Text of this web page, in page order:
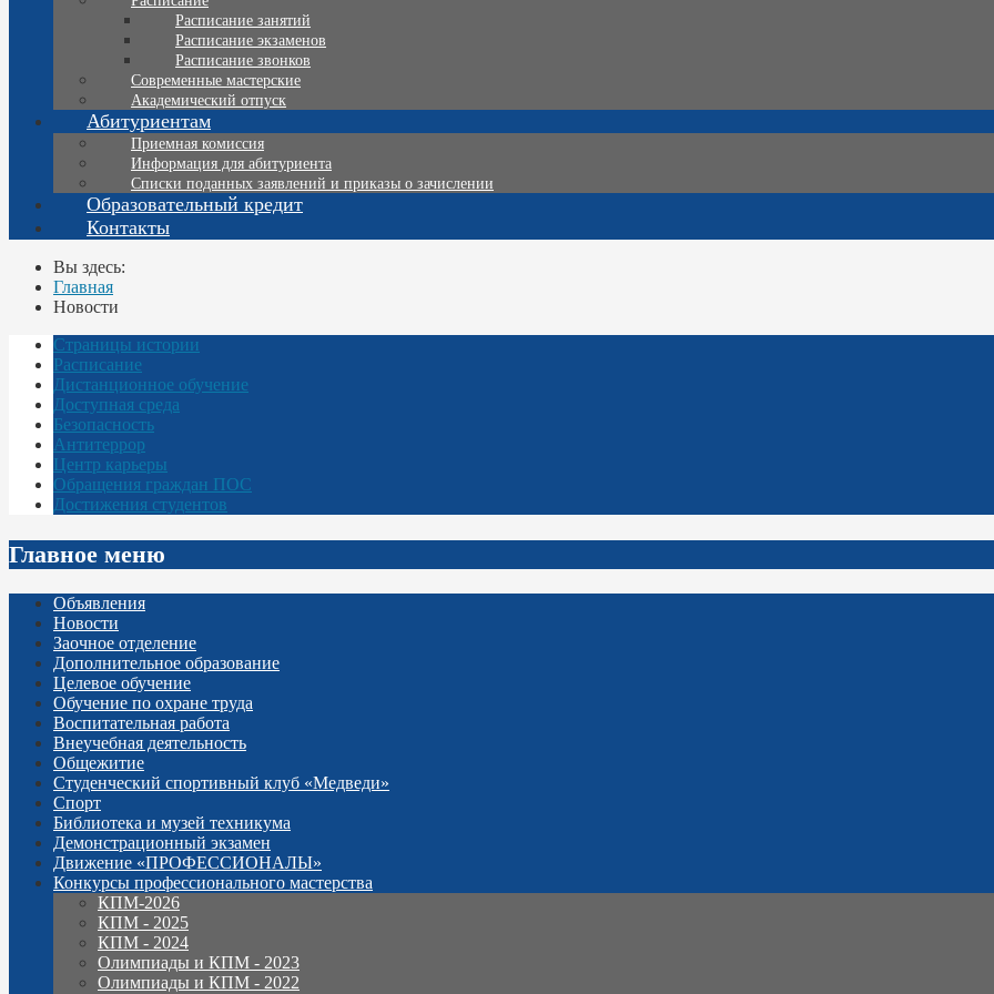
Расписание занятий
Расписание экзаменов
Расписание звонков
Современные мастерские
Академический отпуск
Абитуриентам
Приемная комиссия
Информация для абитуриента
Списки поданных заявлений и приказы о зачислении
Образовательный кредит
Контакты
Вы здесь:
Главная
Новости
Страницы истории
Расписание
Дистанционное обучение
Доступная среда
Безопасность
Антитеррор
Центр карьеры
Обращения граждан ПОС
Достижения студентов
Главное меню
Объявления
Новости
Заочное отделение
Дополнительное образование
Целевое обучение
Обучение по охране труда
Воспитательная работа
Внеучебная деятельность
Общежитие
Студенческий спортивный клуб «Медведи»
Спорт
Библиотека и музей техникума
Демонстрационный экзамен
Движение «ПРОФЕССИОНАЛЫ»
Конкурсы профессионального мастерства
КПМ-2026
КПМ - 2025
КПМ - 2024
Олимпиады и КПМ - 2023
Олимпиады и КПМ - 2022